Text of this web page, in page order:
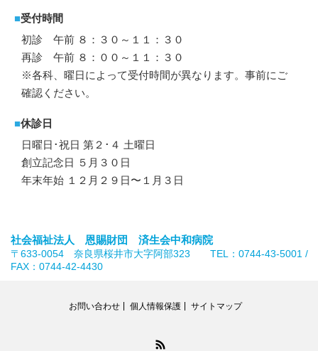
■受付時間
初診 午前 ８：３０～１１：３０
再診 午前 ８：００～１１：３０
※各科、曜日によって受付時間が異なります。事前にご
確認ください。
■休診日
日曜日･祝日 第２･４ 土曜日
創立記念日 ５月３０日
年末年始 １２月２９日〜１月３日
社会福祉法人 恩賜財団 済生会中和病院
〒633-0054 奈良県桜井市大字阿部323 TEL：0744-43-5001 /
FAX：0744-42-4430
お問い合わせ 個人情報保護 サイトマップ